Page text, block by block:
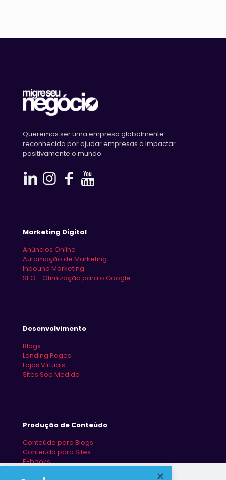
Queremos ser uma empresa globalmente
reconhecida por ajudar empresas a impactar
positivamente o mundo.
Marketing Digital
Anúncios Online
Automação de Marketing
Inbound Marketing
SEO - Otimização para o Google
Desenvolvimento
Blogs
Landing Pages
Lojas Virtuais
Sites Sob Medida
Produção de Conteúdo
Conteúdo para Blogs
Conteúdo para Sites
E-books